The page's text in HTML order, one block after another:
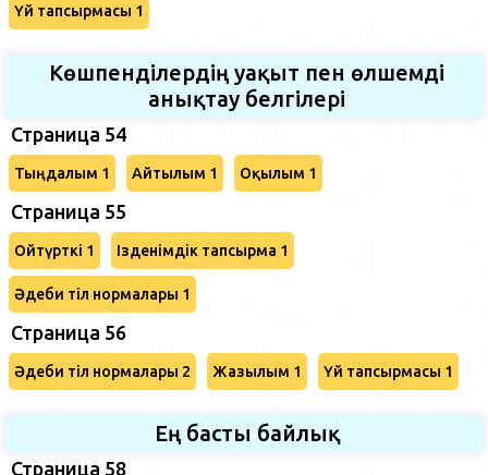
Үй тапсырмасы 1
Көшпенділердің уақыт пен өлшемді
анықтау белгілері
Страница 54
Тыңдалым 1 Айтылым 1 Оқылым 1
Страница 55
Ойтүрткі 1 Ізденімдік тапсырма 1
Әдеби тіл нормалары 1
Страница 56
Әдеби тіл нормалары 2 Жазылым 1 Үй тапсырмасы 1
Ең басты байлық
Страница 58